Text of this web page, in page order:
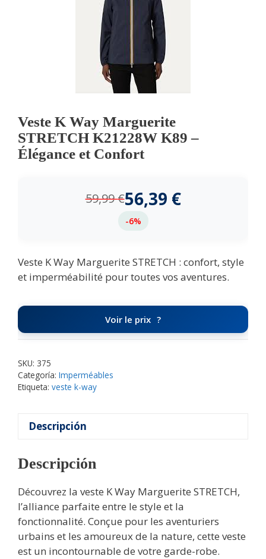
Veste K Way Marguerite
STRETCH K21228W K89 –
Élégance et Confort
59,99€56,39 €
-6%
Veste K Way Marguerite STRETCH : confort, style
et imperméabilité pour toutes vos aventures.
Voir le prix
SKU: 375
Categoría: Imperméables
Etiqueta: veste k-way
Descripción
Descripción
Découvrez la veste K Way Marguerite STRETCH,
l’alliance parfaite entre le style et la
fonctionnalité. Conçue pour les aventuriers
urbains et les amoureux de la nature, cette veste
est un incontournable de votre garde-robe.